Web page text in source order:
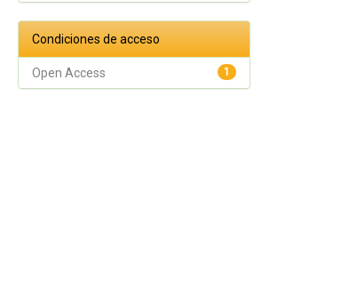
Condiciones de acceso
1
Open Access